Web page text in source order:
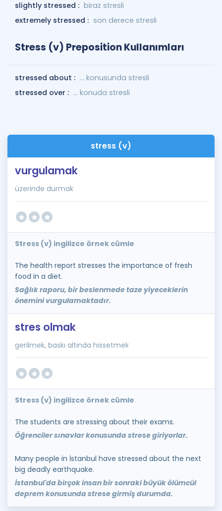
slightly stressed : biraz stresli
extremely stressed : son derece stresli
Stress (v) Preposition Kullanımları
stressed about : ... konusunda stresli
stressed over : ... konuda stresli
stress (v)
vurgulamak
üzerinde durmak
Stress (v) ingilizce örnek cümle
The health report stresses the importance of fresh
food in a diet.
Sağlık raporu, bir beslenmede taze yiyeceklerin
önemini vurgulamaktadır.
stres olmak
gerilmek, baskı altında hissetmek
Stress (v) ingilizce örnek cümle
The students are stressing about their exams.
Öğrenciler sınavlar konusunda strese giriyorlar.
Many people in İstanbul have stressed about the next
big deadly earthquake.
İstanbul'da birçok insan bir sonraki büyük ölümcül
deprem konusunda strese girmiş durumda.